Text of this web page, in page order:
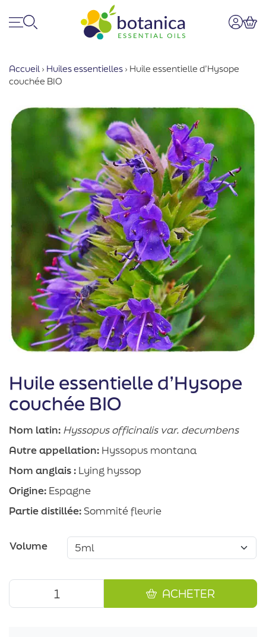
Accueil › Huiles essentielles › Huile essentielle d’Hysope
couchée BIO
Huile essentielle d’Hysope
couchée BIO
Nom latin: Hyssopus officinalis var. decumbens
Autre appellation: Hyssopus montana
Nom anglais : Lying hyssop
Origine: Espagne
Partie distillée: Sommité fleurie
Volume
ACHETER